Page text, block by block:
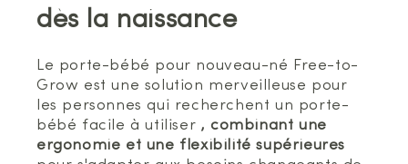
dès la naissance
Le porte-bébé pour nouveau-né Free-to-
Grow est une solution merveilleuse pour
les personnes qui recherchent un porte-
bébé facile à utiliser , combinant une
ergonomie et une flexibilité supérieures